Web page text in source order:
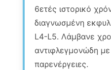
6ετές ιστορικό
διαγνωσμένη
L4-L5. Λάμβανε
αντιφλεγμονώδη με
παρενέργειες.